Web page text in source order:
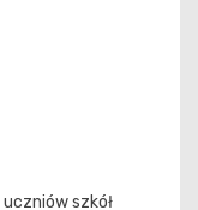
szkół